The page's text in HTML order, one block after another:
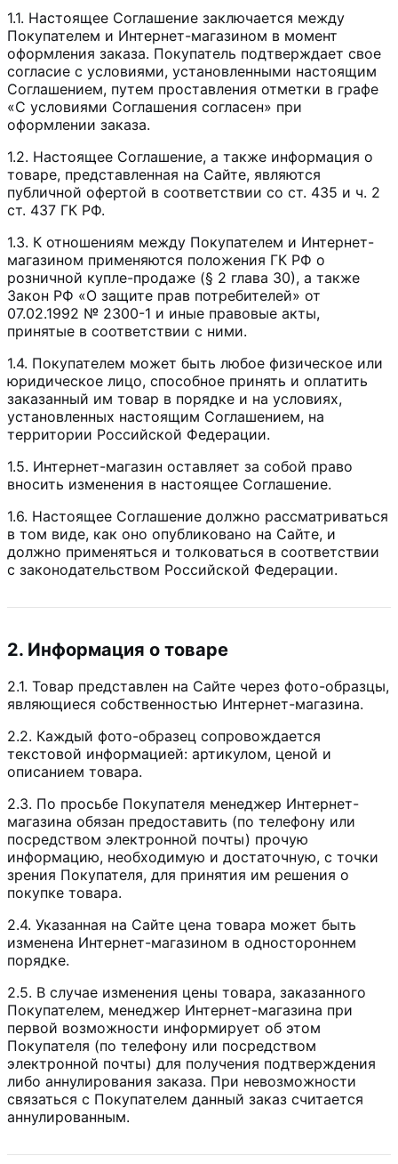
1.1. Настоящее Соглашение заключается между
Покупателем и Интернет-магазином в момент
оформления заказа. Покупатель подтверждает свое
согласие с условиями, установленными настоящим
Соглашением, путем проставления отметки в графе
«С условиями Соглашения согласен» при
оформлении заказа.
1.2. Настоящее Соглашение, а также информация о
товаре, представленная на Сайте, являются
публичной офертой в соответствии со ст. 435 и ч. 2
ст. 437 ГК РФ.
1.3. К отношениям между Покупателем и Интернет-
магазином применяются положения ГК РФ о
розничной купле-продаже (§ 2 глава 30), а также
Закон РФ «О защите прав потребителей» от
07.02.1992 № 2300-1 и иные правовые акты,
принятые в соответствии с ними.
1.4. Покупателем может быть любое физическое или
юридическое лицо, способное принять и оплатить
заказанный им товар в порядке и на условиях,
установленных настоящим Соглашением, на
территории Российской Федерации.
1.5. Интернет-магазин оставляет за собой право
вносить изменения в настоящее Соглашение.
1.6. Настоящее Соглашение должно рассматриваться
в том виде, как оно опубликовано на Сайте, и
должно применяться и толковаться в соответствии
с законодательством Российской Федерации.
2. Информация о товаре
2.1. Товар представлен на Сайте через фото-образцы,
являющиеся собственностью Интернет-магазина.
2.2. Каждый фото-образец сопровождается
текстовой информацией: артикулом, ценой и
описанием товара.
2.3. По просьбе Покупателя менеджер Интернет-
магазина обязан предоставить (по телефону или
посредством электронной почты) прочую
информацию, необходимую и достаточную, с точки
зрения Покупателя, для принятия им решения о
покупке товара.
2.4. Указанная на Сайте цена товара может быть
изменена Интернет-магазином в одностороннем
порядке.
2.5. В случае изменения цены товара, заказанного
Покупателем, менеджер Интернет-магазина при
первой возможности информирует об этом
Покупателя (по телефону или посредством
электронной почты) для получения подтверждения
либо аннулирования заказа. При невозможности
связаться с Покупателем данный заказ считается
аннулированным.